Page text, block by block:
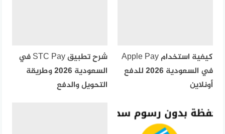
كيفية استخدام Apple Pay
في السعودية 2026 للدفع
أونلاين
شرح تطبيق STC Pay في
السعودية 2026 وطريقة
التحويل والدفع